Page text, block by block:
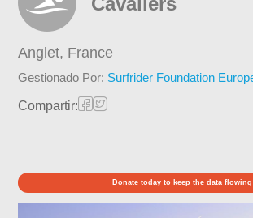
Anglet, France
Gestionado Por: Surfrider Foundation
Compartir:
Donate today to keep the data flowing